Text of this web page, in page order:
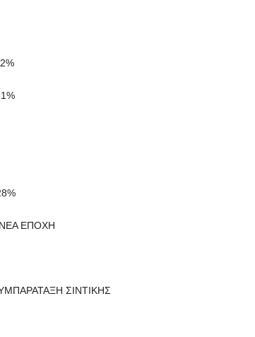
ΕΠΟΧΗ
ΣΙΝΤΙΚΗΣ